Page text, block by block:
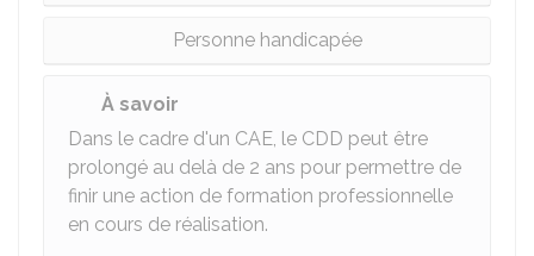
Personne handicapée
À savoir
Dans le cadre d'un CAE, le CDD peut être
prolongé au delà de 2 ans pour permettre de
finir une action de formation professionnelle
en cours de réalisation.